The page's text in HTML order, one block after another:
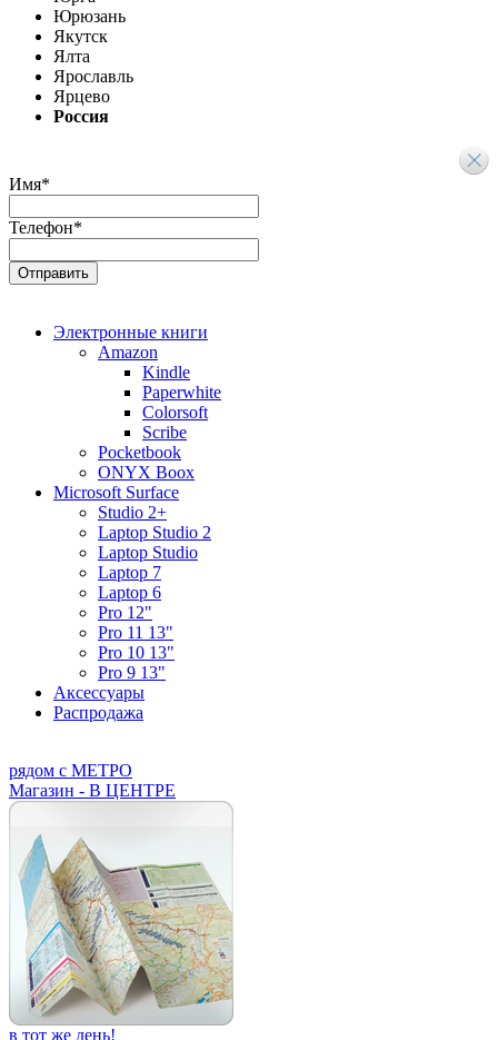
Юрюзань
Якутск
Ялта
Ярославль
Ярцево
Россия
Имя*
Телефон*
Электронные книги
Amazon
Kindle
Paperwhite
Colorsoft
Scribe
Pocketbook
ONYX Boox
Microsoft Surface
Studio 2+
Laptop Studio 2
Laptop Studio
Laptop 7
Laptop 6
Pro 12"
Pro 11 13"
Pro 10 13"
Pro 9 13"
Аксессуары
Распродажа
рядом с МЕТРО
Магазин - В ЦЕНТРЕ
в тот же день!